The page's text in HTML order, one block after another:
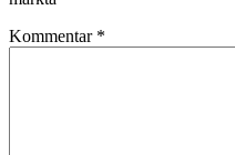
Kommentar *